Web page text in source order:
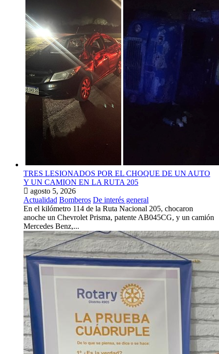
TRES LESIONADOS POR EL CHOQUE DE UN AUTO
Y UN CAMION EN LA RUTA 205
agosto 5, 2026
Actualidad Bomberos De interés general
En el kilómetro 114 de la Ruta Nacional 205, chocaron
anoche un Chevrolet Prisma, patente AB045CG, y un camión
Mercedes Benz,...